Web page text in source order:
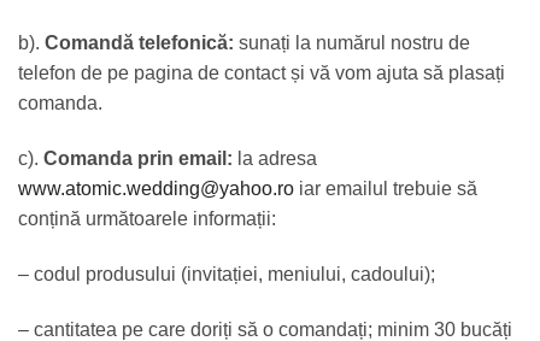
b). Comandă telefonică: sunați la numărul nostru de
telefon de pe pagina de contact și vă vom ajuta să plasați
comanda.
c). Comanda prin email: la adresa
www.atomic.wedding@yahoo.ro iar emailul trebuie să
conțină următoarele informații:
– codul produsului (invitației, meniului, cadoului);
– cantitatea pe care doriți să o comandați; minim 30 bucăți